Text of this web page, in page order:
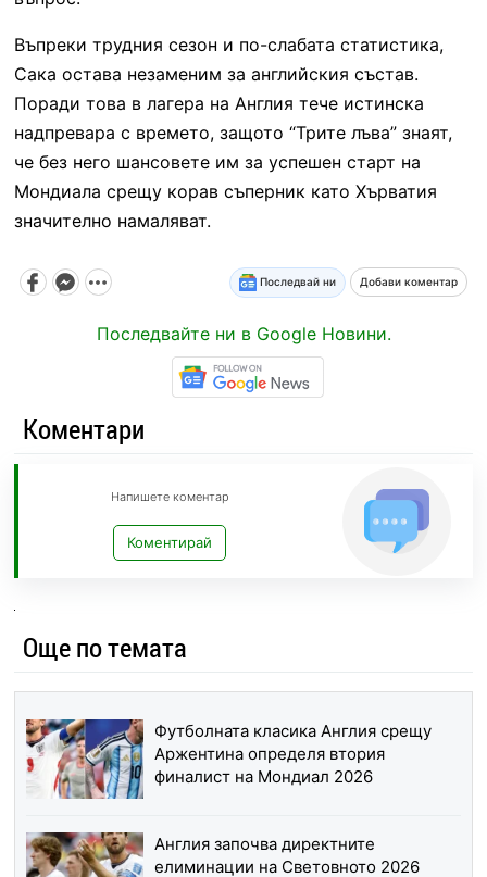
Въпреки трудния сезон и по-слабата статистика,
Сака остава незаменим за английския състав.
Поради това в лагера на Англия тече истинска
надпревара с времето, защото “Трите лъва” знаят,
че без него шансовете им за успешен старт на
Мондиала срещу корав съперник като Хърватия
значително намаляват.
Последвай ни Добави коментар
Последвайте ни в Google Новини.
Коментари
Напишете коментар
Коментирай
Още по темата
Футболната класика Англия срещу
Аржентина определя втория
финалист на Мондиал 2026
Англия започва директните
елиминации на Световното 2026